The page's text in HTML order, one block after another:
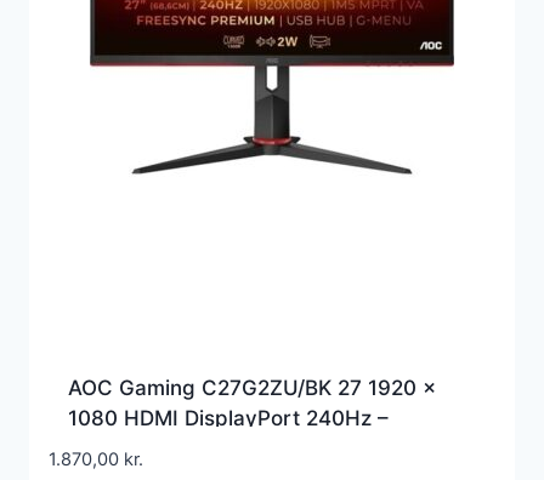
AOC Gaming C27G2ZU/BK 27 1920 x
1080 HDMI DisplayPort 240Hz –
C27G2ZU
1.870,00 kr.